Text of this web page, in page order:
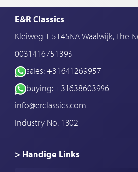
E&R Classics
Kleiweg 1 5145NA Waalwijk, The
0031416751393
sales: +31641269957
buying: +31638603996
info@erclassics.com
Industry No. 1302
> Handige Links